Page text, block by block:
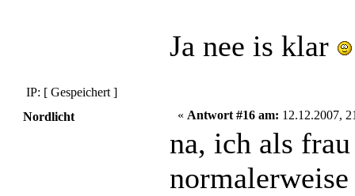
Ja nee is klar
IP: [ Gespeichert ]
Nordlicht
« Antwort #16 am: 12.12.2007,
na, ich als